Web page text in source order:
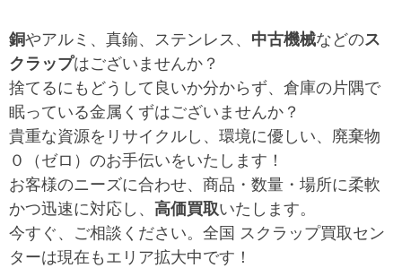
銅やアルミ、真鍮、ステンレス、 中古機械などのス
クラップはございませんか？
捨てるにもどうして良いか分からず、倉庫の片隅で
眠っている金属くずはございませんか？
貴重な資源をリサイクルし、環境に優しい、廃棄物
０（ゼロ）のお手伝いをいたします！
お客様のニーズに合わせ、商品・数量・場所に柔軟
かつ迅速に対応し、 高価買取いたします。
今すぐ、ご相談ください。全国 スクラップ買取セン
ターは現在もエリア拡大中です！